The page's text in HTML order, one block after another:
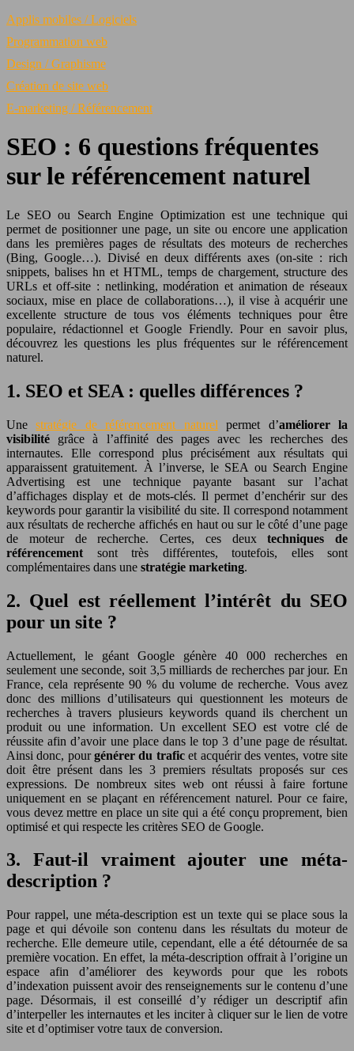
Applis mobiles / Logiciels
Programmation web
Design / Graphisme
Création de site web
E-marketing / Référencement
SEO : 6 questions fréquentes
sur le référencement naturel
Le SEO ou Search Engine Optimization est une technique qui
permet de positionner une page, un site ou encore une application
dans les premières pages de résultats des moteurs de recherches
(Bing, Google…). Divisé en deux différents axes (on-site : rich
snippets, balises hn et HTML, temps de chargement, structure des
URLs et off-site : netlinking, modération et animation de réseaux
sociaux, mise en place de collaborations…), il vise à acquérir une
excellente structure de tous vos éléments techniques pour être
populaire, rédactionnel et Google Friendly. Pour en savoir plus,
découvrez les questions les plus fréquentes sur le référencement
naturel.
1. SEO et SEA : quelles différences ?
Unestratégie de référencement naturel permet d’améliorer la
visibilité grâce à l’affinité des pages avec les recherches des
internautes. Elle correspond plus précisément aux résultats qui
apparaissent gratuitement. À l’inverse, le SEA ou Search Engine
Advertising est une technique payante basant sur l’achat
d’affichages display et de mots-clés. Il permet d’enchérir sur des
keywords pour garantir la visibilité du site. Il correspond notamment
aux résultats de recherche affichés en haut ou sur le côté d’une page
de moteur de recherche. Certes, ces deuxtechniques de
référencement sont très différentes, toutefois, elles sont
complémentaires dans une stratégie marketing.
2. Quel est réellement l’intérêt du SEO
pour un site ?
Actuellement, le géant Google génère 40 000 recherches en
seulement une seconde, soit 3,5 milliards de recherches par jour. En
France, cela représente 90 % du volume de recherche. Vous avez
donc des millions d’utilisateurs qui questionnent les moteurs de
recherches à travers plusieurs keywords quand ils cherchent un
produit ou une information. Un excellent SEO est votre clé de
réussite afin d’avoir une place dans le top 3 d’une page de résultat.
Ainsi donc, pourgénérer du traficet acquérir des ventes, votre site
doit être présent dans les 3 premiers résultats proposés sur ces
expressions. De nombreux sites web ont réussi à faire fortune
uniquement en se plaçant en référencement naturel. Pour ce faire,
vous devez mettre en place un site qui a été conçu proprement, bien
optimisé et qui respecte les critères SEO de Google.
3. Faut-il vraiment ajouter une méta-
description ?
Pour rappel, une méta-description est un texte qui se place sous la
page et qui dévoile son contenu dans les résultats du moteur de
recherche. Elle demeure utile, cependant, elle a été détournée de sa
première vocation. En effet, la méta-description offrait à l’origine un
espace afin d’améliorer des keywords pour que les robots
d’indexation puissent avoir des renseignements sur le contenu d’une
page. Désormais, il est conseillé d’y rédiger un descriptif afin
d’interpeller les internautes et les inciter à cliquer sur le lien de votre
site et d’optimiser votre taux de conversion.